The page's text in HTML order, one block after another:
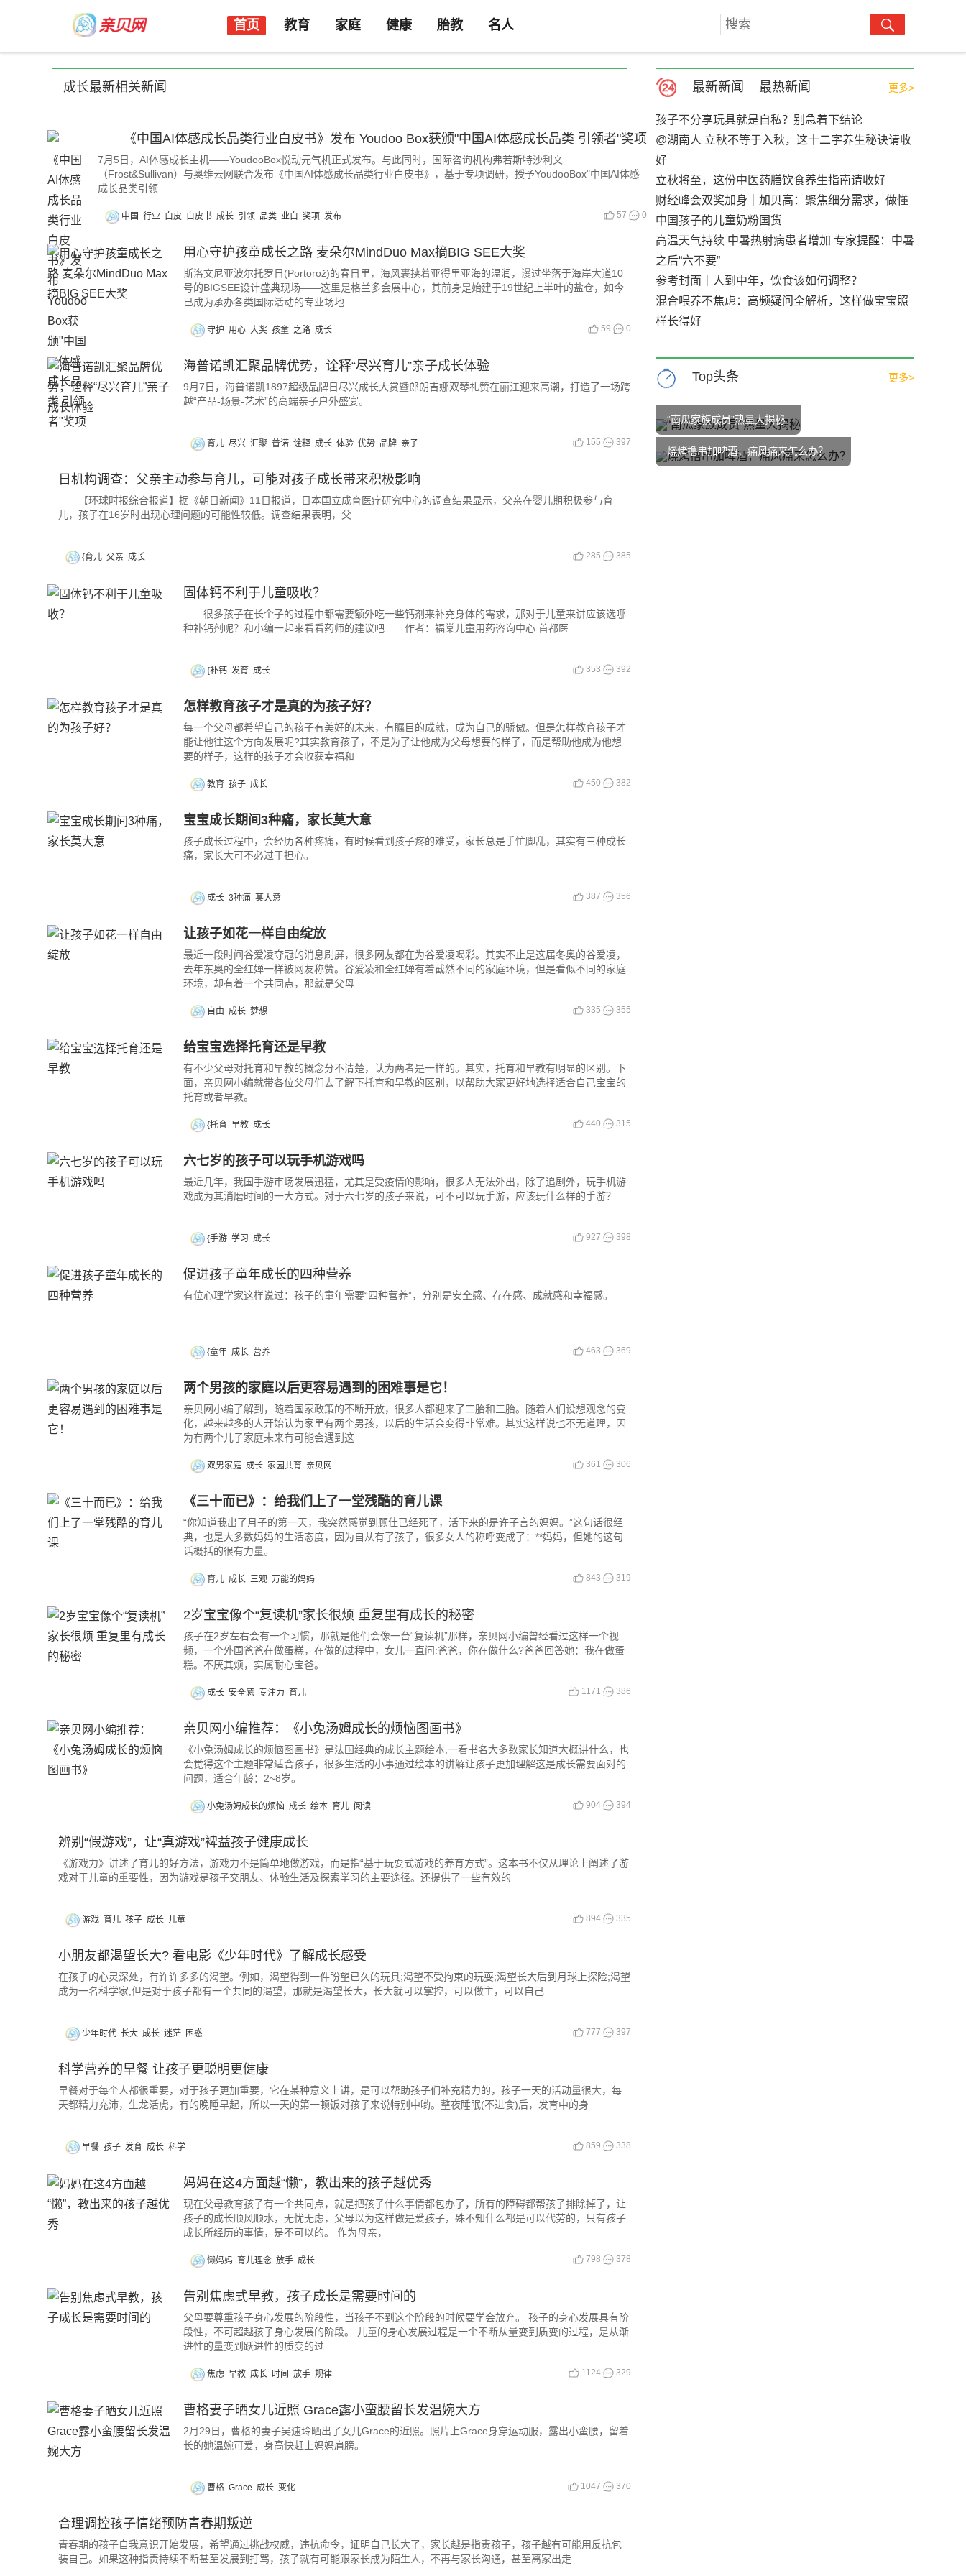
首页 教育 家庭 健康 胎教 名人
成长最新相关新闻
《中国AI体感成长品类行业白皮书》发布 Youdoo Box获颁"中国AI体感成长品类 引领者"奖项
7月5日，AI体感成长主机——YoudooBox悦动元气机正式发布。与此同时，国际咨询机构弗若斯特沙利文
（Frost&Sullivan）与奥维云网联合发布《中国AI体感成长品类行业白皮书》，基于专项调研，授予YoudooBox"中国AI体感
成长品类引领
中国 行业 白皮 白皮书 成长 引领 品类 业白 奖项 发布 57 0
用心守护孩童成长之路 麦朵尔MindDuo Max摘BIG SEE大奖
斯洛文尼亚波尔托罗日(Portorož)的春日里，海风裹挟着亚得里亚海的温润，漫过坐落于海岸大道10
号的BIGSEE设计盛典现场——这里是格兰多会展中心，其前身是始建于19世纪上半叶的盐仓，如今
已成为承办各类国际活动的专业场地
守护 用心 大奖 孩童 之路 成长 59 0
海普诺凯汇聚品牌优势，诠释“尽兴育儿”亲子成长体验
9月7日，海普诺凯1897超级品牌日尽兴成长大赏暨郎朗吉娜双琴礼赞在丽江迎来高潮，打造了一场跨
越“产品-场景-艺术”的高端亲子户外盛宴。
育儿 尽兴 汇聚 普诺 诠释 成长 体验 优势 品牌 亲子 155 397
日机构调查：父亲主动参与育儿，可能对孩子成长带来积极影响
【环球时报综合报道】据《朝日新闻》11日报道，日本国立成育医疗研究中心的调查结果显示，父亲在婴儿期积极参与育
儿，孩子在16岁时出现心理问题的可能性较低。调查结果表明，父
{育儿 父亲 成长 285 385
固体钙不利于儿童吸收？
很多孩子在长个子的过程中都需要额外吃一些钙剂来补充身体的需求，那对于儿童来讲应该选哪
种补钙剂呢？和小编一起来看看药师的建议吧 作者：福棠儿童用药咨询中心 首都医
{补钙 发育 成长 353 392
怎样教育孩子才是真的为孩子好？
每一个父母都希望自己的孩子有美好的未来，有瞩目的成就，成为自己的骄傲。但是怎样教育孩子才
能让他往这个方向发展呢?其实教育孩子，不是为了让他成为父母想要的样子，而是帮助他成为他想
要的样子，这样的孩子才会收获幸福和
教育 孩子 成长 450 382
宝宝成长期间3种痛，家长莫大意
孩子成长过程中，会经历各种疼痛，有时候看到孩子疼的难受，家长总是手忙脚乱，其实有三种成长
痛，家长大可不必过于担心。
成长 3种痛 莫大意 387 356
让孩子如花一样自由绽放
最近一段时间谷爱凌夺冠的消息刷屏，很多网友都在为谷爱凌喝彩。其实不止是这届冬奥的谷爱凌，
去年东奥的全红婵一样被网友称赞。谷爱凌和全红婵有着截然不同的家庭环境，但是看似不同的家庭
环境，却有着一个共同点，那就是父母
自由 成长 梦想 335 355
给宝宝选择托育还是早教
有不少父母对托育和早教的概念分不清楚，认为两者是一样的。其实，托育和早教有明显的区别。下
面，亲贝网小编就带各位父母们去了解下托育和早教的区别，以帮助大家更好地选择适合自己宝宝的
托育或者早教。
{托育 早教 成长 440 315
六七岁的孩子可以玩手机游戏吗
最近几年，我国手游市场发展迅猛，尤其是受疫情的影响，很多人无法外出，除了追剧外，玩手机游
戏成为其消磨时间的一大方式。对于六七岁的孩子来说，可不可以玩手游，应该玩什么样的手游？
{手游 学习 成长 927 398
促进孩子童年成长的四种营养
有位心理学家这样说过：孩子的童年需要“四种营养”，分别是安全感、存在感、成就感和幸福感。
{童年 成长 营养 463 369
两个男孩的家庭以后更容易遇到的困难事是它！
亲贝网小编了解到，随着国家政策的不断开放，很多人都迎来了二胎和三胎。随着人们设想观念的变
化，越来越多的人开始认为家里有两个男孩，以后的生活会变得非常难。其实这样说也不无道理，因
为有两个儿子家庭未来有可能会遇到这
双男家庭 成长 家园共育 亲贝网 361 306
《三十而已》：给我们上了一堂残酷的育儿课
“你知道我出了月子的第一天，我突然感觉到顾佳已经死了，活下来的是许子言的妈妈。”这句话很经
典，也是大多数妈妈的生活态度，因为自从有了孩子，很多女人的称呼变成了：**妈妈，但她的这句
话概括的很有力量。
育儿 成长 三观 万能的妈妈 843 319
2岁宝宝像个“复读机”家长很烦 重复里有成长的秘密
孩子在2岁左右会有一个习惯，那就是他们会像一台“复读机”那样，亲贝网小编曾经看过这样一个视
频，一个外国爸爸在做蛋糕，在做的过程中，女儿一直问:爸爸，你在做什么?爸爸回答她：我在做蛋
糕。不厌其烦，实属耐心宝爸。
成长 安全感 专注力 育儿 1171 386
亲贝网小编推荐：《小兔汤姆成长的烦恼图画书》
《小兔汤姆成长的烦恼图画书》是法国经典的成长主题绘本,一看书名大多数家长知道大概讲什么，也
会觉得这个主题非常适合孩子，很多生活的小事通过绘本的讲解让孩子更加理解这是成长需要面对的
问题，适合年龄：2~8岁。
小兔汤姆成长的烦恼 成长 绘本 育儿 阅读 904 394
辨别“假游戏”，让“真游戏”裨益孩子健康成长
《游戏力》讲述了育儿的好方法，游戏力不是简单地做游戏，而是指“基于玩耍式游戏的养育方式”。这本书不仅从理论上阐述了游
戏对于儿童的重要性，因为游戏是孩子交朋友、体验生活及探索学习的主要途径。还提供了一些有效的
游戏 育儿 孩子 成长 儿童 894 335
小朋友都渴望长大? 看电影《少年时代》了解成长感受
在孩子的心灵深处，有许许多多的渴望。例如，渴望得到一件盼望已久的玩具;渴望不受拘束的玩耍;渴望长大后到月球上探险;渴望
成为一名科学家;但是对于孩子都有一个共同的渴望，那就是渴望长大，长大就可以掌控，可以做主，可以自己
少年时代 长大 成长 迷茫 困惑 777 397
科学营养的早餐 让孩子更聪明更健康
早餐对于每个人都很重要，对于孩子更加重要，它在某种意义上讲，是可以帮助孩子们补充精力的，孩子一天的活动量很大，每
天都精力充沛，生龙活虎，有的晚睡早起，所以一天的第一顿饭对孩子来说特别中哟。整夜睡眠(不进食)后，发育中的身
早餐 孩子 发育 成长 科学 859 338
妈妈在这4方面越“懒”，教出来的孩子越优秀
现在父母教育孩子有一个共同点，就是把孩子什么事情都包办了，所有的障碍都帮孩子排除掉了，让
孩子的成长顺风顺水，无忧无虑，父母以为这样做是爱孩子，殊不知什么都是可以代劳的，只有孩子
成长所经历的事情，是不可以的。 作为母亲，
懒妈妈 育儿理念 放手 成长 798 378
告别焦虑式早教，孩子成长是需要时间的
父母要尊重孩子身心发展的阶段性，当孩子不到这个阶段的时候要学会放弃。 孩子的身心发展具有阶
段性，不可超越孩子身心发展的阶段。 儿童的身心发展过程是一个不断从量变到质变的过程，是从渐
进性的量变到跃进性的质变的过
焦虑 早教 成长 时间 放手 规律 1124 329
曹格妻子晒女儿近照 Grace露小蛮腰留长发温婉大方
2月29日，曹格的妻子吴速玲晒出了女儿Grace的近照。照片上Grace身穿运动服，露出小蛮腰，留着
长的她温婉可爱，身高快赶上妈妈肩膀。
曹格 Grace 成长 变化 1047 370
合理调控孩子情绪预防青春期叛逆
青春期的孩子自我意识开始发展，希望通过挑战权威，违抗命令，证明自己长大了，家长越是指责孩子，孩子越有可能用反抗包
装自己。如果这种指责持续不断甚至发展到打骂，孩子就有可能跟家长成为陌生人，不再与家长沟通，甚至离家出走
最新新闻 最热新闻 更多>
孩子不分享玩具就是自私？别急着下结论
@湖南人 立秋不等于入秋，这十二字养生秘诀请收
好
立秋将至，这份中医药膳饮食养生指南请收好
财经峰会双奖加身｜加贝高：聚焦细分需求，做懂
中国孩子的儿童奶粉国货
高温天气持续 中暑热射病患者增加 专家提醒：中暑
之后“六不要”
参考封面｜人到中年，饮食该如何调整？
混合喂养不焦虑：高频疑问全解析，这样做宝宝照
样长得好
Top头条 更多>
“南瓜家族成员”热量大揭秘
烧烤撸串加啤酒，痛风痛来怎么办？